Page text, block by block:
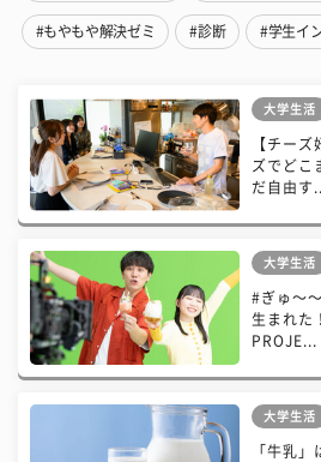
#もやもや解決ゼミ #診断 #学生イ
大学生活
【チー
ズでどこ
だ自由す...
大学生活
#ぎゅ〜
生まれ
PROJE...
大学生活
「牛乳